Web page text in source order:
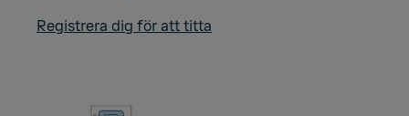
Registrera dig för att titta